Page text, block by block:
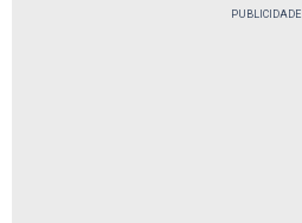
PUBLICIDADE